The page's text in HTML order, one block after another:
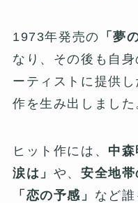
1973年発売の 「夢
なり、その後も自
ーティストに提供
作を生み出しました
ヒット作には、 中
涙は」 や、 安全地帯
「恋の予感」 など